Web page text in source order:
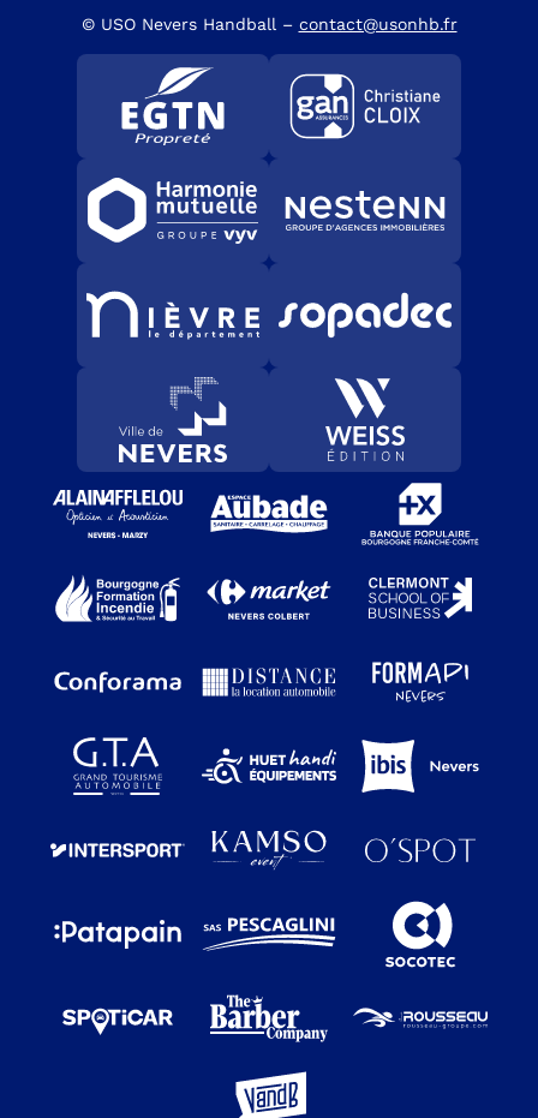
© USO Nevers Handball – contact@usonhb.fr